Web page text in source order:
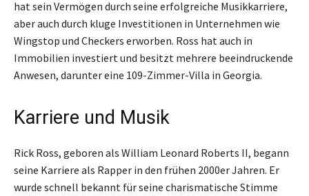
hat sein Vermögen durch seine erfolgreiche Musikkarriere,
aber auch durch kluge Investitionen in Unternehmen wie
Wingstop und Checkers erworben. Ross hat auch in
Immobilien investiert und besitzt mehrere beeindruckende
Anwesen, darunter eine 109-Zimmer-Villa in Georgia.
Karriere und Musik
Rick Ross, geboren als William Leonard Roberts II, begann
seine Karriere als Rapper in den frühen 2000er Jahren. Er
wurde schnell bekannt für seine charismatische Stimme